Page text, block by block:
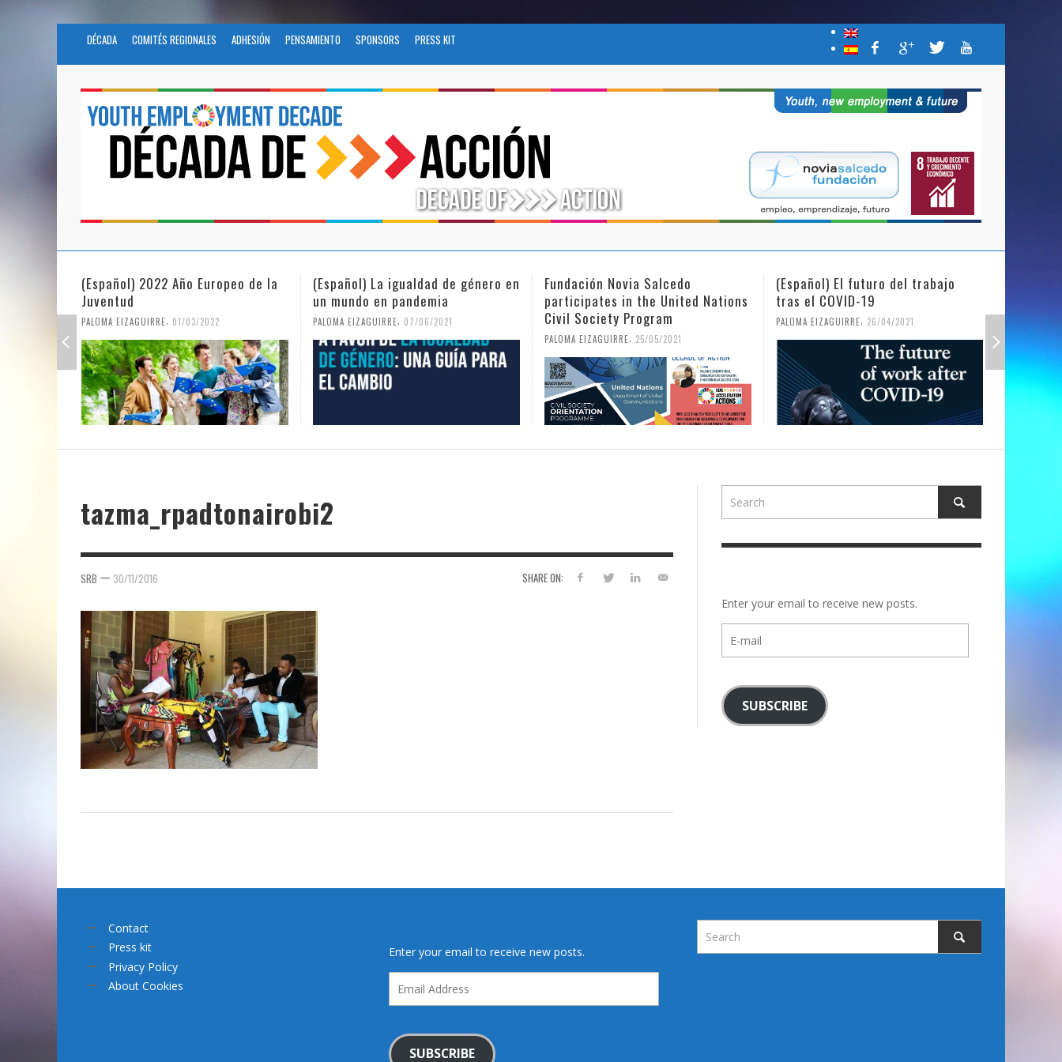
DÉCADA COMITÉS REGIONALES ADHESIÓN PENSAMIENTO SPONSORS PRESS KIT
(Español) 2022 Año Europeo de la
Juventud
PALOMA EIZAGUIRRE 01/03/2022
(Español) La igualdad de género en
un mundo en pandemia
PALOMA EIZAGUIRRE 07/06/2021
Fundación Novia Salcedo
participates in the United Nations
Civil Society Program
PALOMA EIZAGUIRRE 25/05/2021
(Español) El futuro del trabajo
tras el COVID-19
PALOMA EIZAGUIRRE 26/04/2021
tazma_rpadtonairobi2
SHARE ON:
SRB — 30/11/2016
Enter your email to receive new posts.
mail
SUBSCRIBE
Contact
Press kit
Privacy Policy
About Cookies
Enter your email to receive new posts.
Address
SUBSCRIBE